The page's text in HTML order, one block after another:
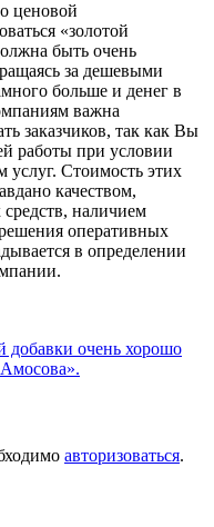
ценовой
«золотой
быть очень
за дешевыми
больше и денег в
важна
заказчиков, так как Вы
работы при условии
Стоимость этих
качеством,
наличием
оперативных
в определении
добавки очень хорошо
авторизоваться.